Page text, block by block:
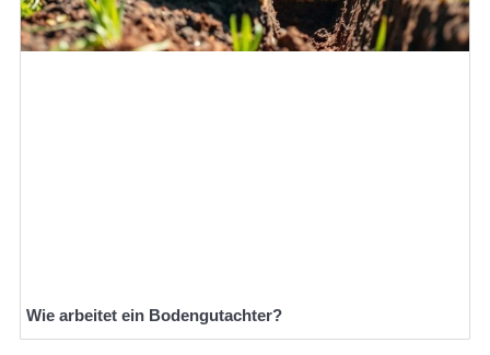
Wie arbeitet ein Bodengutachter?